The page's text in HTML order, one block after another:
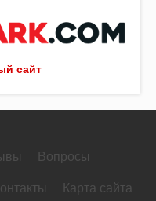
сайт
Вопросы
Карта сайта